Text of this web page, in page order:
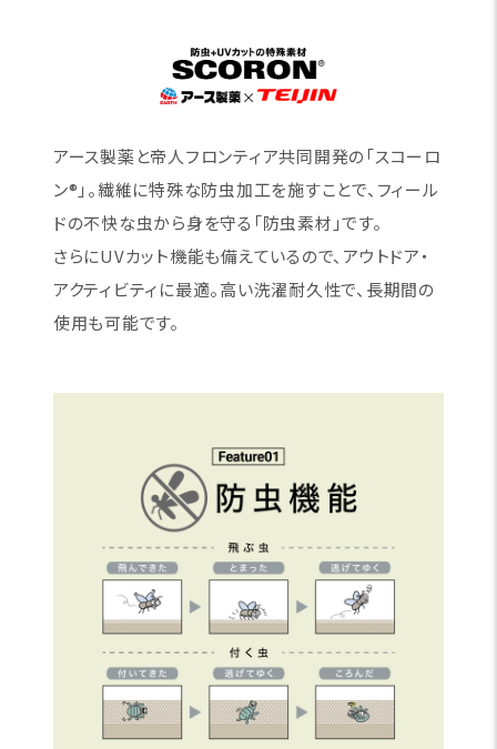
アース製薬と帝人フロンティア共同開発の「スコーロ
ン®」。繊維に特殊な防虫加工を施すことで、フィール
ドの不快な虫から身を守る「防虫素材」です。
さらにUVカット機能も備えているので、アウトドア・
アクティビティに最適。高い洗濯耐久性で、長期間の
使用も可能です。